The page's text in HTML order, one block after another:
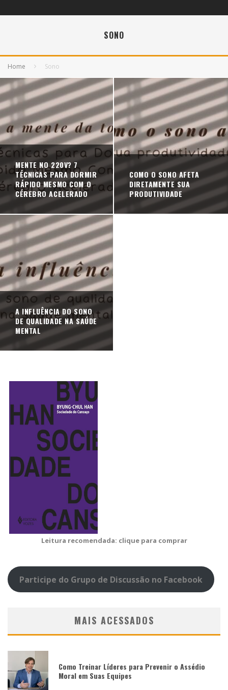
SONO
Home Sono
MENTE NO 220V? 7
TÉCNICAS PARA DORMIR
RÁPIDO MESMO COM O
CÉREBRO ACELERADO
COMO O SONO AFETA
DIRETAMENTE SUA
PRODUTIVIDADE
A INFLUÊNCIA DO SONO
DE QUALIDADE NA SAÚDE
MENTAL
Leitura recomendada: clique para comprar
Participe do Grupo de Discussão no Facebook
MAIS ACESSADOS
Como Treinar Líderes para Prevenir o Assédio
Moral em Suas Equipes